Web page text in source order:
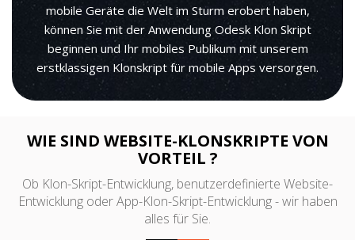
mobile Geräte die Welt im Sturm erobert haben,
können Sie mit der Anwendung Odesk Klon Skript
beginnen und Ihr mobiles Publikum mit unserem
erstklassigen Klonskript für mobile Apps versorgen.
WIE SIND WEBSITE-KLONSKRIPTE VON
VORTEIL ?
Ob Klon-Skript-Entwicklung, benutzerdefinierte Website-
Entwicklung oder App-Klon-Skript-Entwicklung - wir haben
alles für Sie.